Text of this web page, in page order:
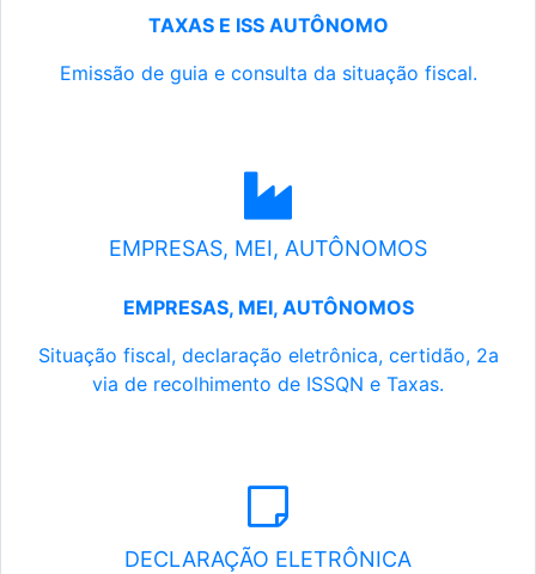
TAXAS E ISS AUTÔNOMO
Emissão de guia e consulta da situação fiscal.
EMPRESAS, MEI, AUTÔNOMOS
EMPRESAS, MEI, AUTÔNOMOS
Situação fiscal, declaração eletrônica, certidão, 2a
via de recolhimento de ISSQN e Taxas.
DECLARAÇÃO ELETRÔNICA